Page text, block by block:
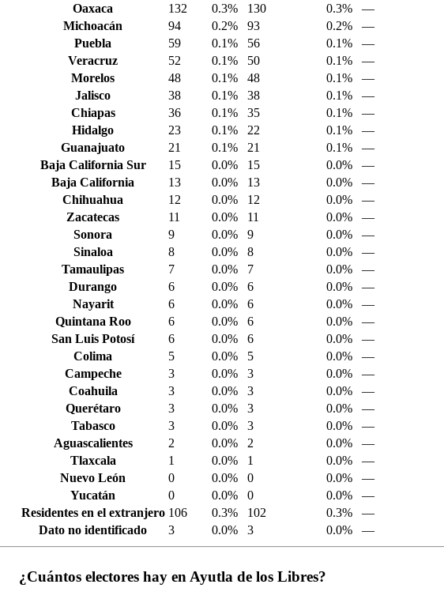
Oaxaca
132 0.3% 130 0.3%
—
Michoacán
94 0.2% 93 0.2%
—
Puebla
59 0.1% 56 0.1%
—
Veracruz
52 0.1% 50 0.1%
—
Morelos
48 0.1% 48 0.1%
—
Jalisco
38 0.1% 38 0.1%
—
Chiapas
36 0.1% 35 0.1%
—
Hidalgo
23 0.1% 22 0.1%
—
Guanajuato
21 0.1% 21 0.1%
—
Baja California Sur
15 0.0% 15 0.0%
—
Baja California
13 0.0% 13 0.0%
—
Chihuahua
12 0.0% 12 0.0%
—
Zacatecas
11 0.0% 11 0.0%
—
Sonora
9 0.0% 9 0.0%
—
Sinaloa
8 0.0% 8 0.0%
—
Tamaulipas
7 0.0% 7 0.0%
—
Durango
6 0.0% 6 0.0%
—
Nayarit
6 0.0% 6 0.0%
—
Quintana Roo
6 0.0% 6 0.0%
—
San Luis Potosí
6 0.0% 6 0.0%
—
Colima
5 0.0% 5 0.0%
—
Campeche
3 0.0% 3 0.0%
—
Coahuila
3 0.0% 3 0.0%
—
Querétaro
3 0.0% 3 0.0%
—
Tabasco
3 0.0% 3 0.0%
—
Aguascalientes
2 0.0% 2 0.0%
—
Tlaxcala
1 0.0% 1 0.0%
—
Nuevo León
0 0.0% 0 0.0%
—
Yucatán
0 0.0% 0 0.0%
—
Residentes en el extranjero 106 0.3% 102 0.3%
—
Dato no identificado
3 0.0% 3 0.0% —
¿Cuántos electores hay en Ayutla de los Libres?